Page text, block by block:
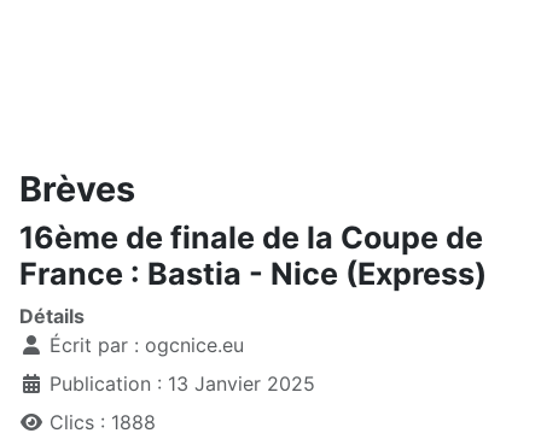
Brèves
16ème de finale de la Coupe de
France : Bastia - Nice (Express)
Détails
Écrit par : ogcnice.eu
Publication : 13 Janvier 2025
Clics : 1888